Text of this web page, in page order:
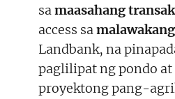
samaasahang
access sa
Landbank, na
paglilipat ng pondo at
proyektong pang-